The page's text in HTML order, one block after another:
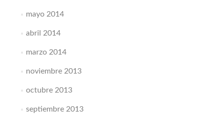
mayo 2014
abril 2014
marzo 2014
noviembre 2013
octubre 2013
septiembre 2013